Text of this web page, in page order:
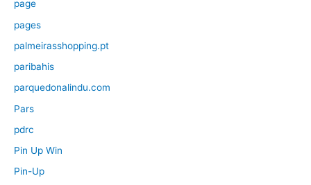
page
pages
palmeirasshopping.pt
paribahis
parquedonalindu.com
Pars
pdrc
Pin Up Win
Pin-Up